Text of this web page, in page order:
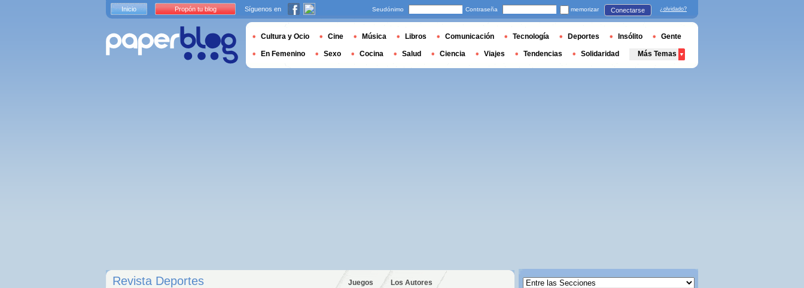
Revista Deportes Juegos Los Autores
Inicio Propón tu blog Síguenos en Seudónimo Contraseña memorizar Conectarse ¿olvidado?
Cultura y Ocio Cine Música Libros Comunicación Tecnología Deportes Insólito Gente
En Femenino Sexo Cocina Salud Ciencia Viajes Tendencias Solidaridad Más Temas